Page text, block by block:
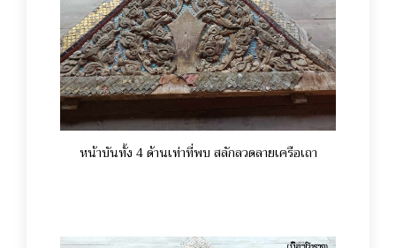
หน้าบันทั้ง 4 ด้านเท่าที่พบ สลักลวดลายเครือเถา